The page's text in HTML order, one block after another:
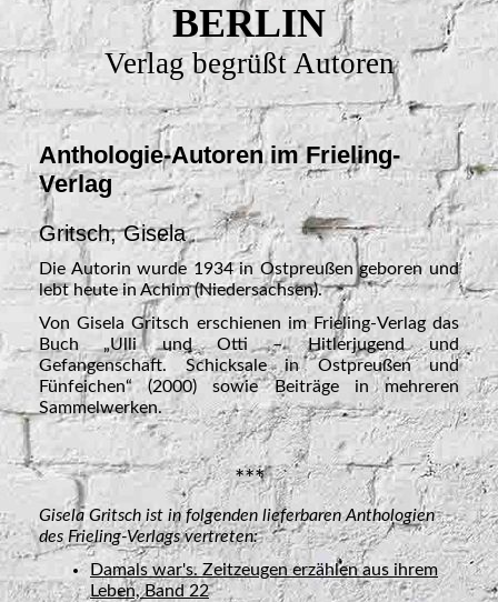
BERLIN
Verlag begrüßt Autoren
Anthologie-Autoren im Frieling-
Verlag
Gritsch, Gisela
Die Autorin wurde 1934 in Ostpreußen geboren und
lebt heute in Achim (Niedersachsen).
Von Gisela Gritsch erschienen im Frieling-Verlag das
Buch „Ulli und Otti – Hitlerjugend und
Gefangenschaft. Schicksale in Ostpreußen und
Fünfeichen“ (2000) sowie Beiträge in mehreren
Sammelwerken.
***
Gisela Gritsch ist in folgenden lieferbaren Anthologien
des Frieling-Verlags vertreten:
Damals war's. Zeitzeugen erzählen aus ihrem
Leben, Band 22